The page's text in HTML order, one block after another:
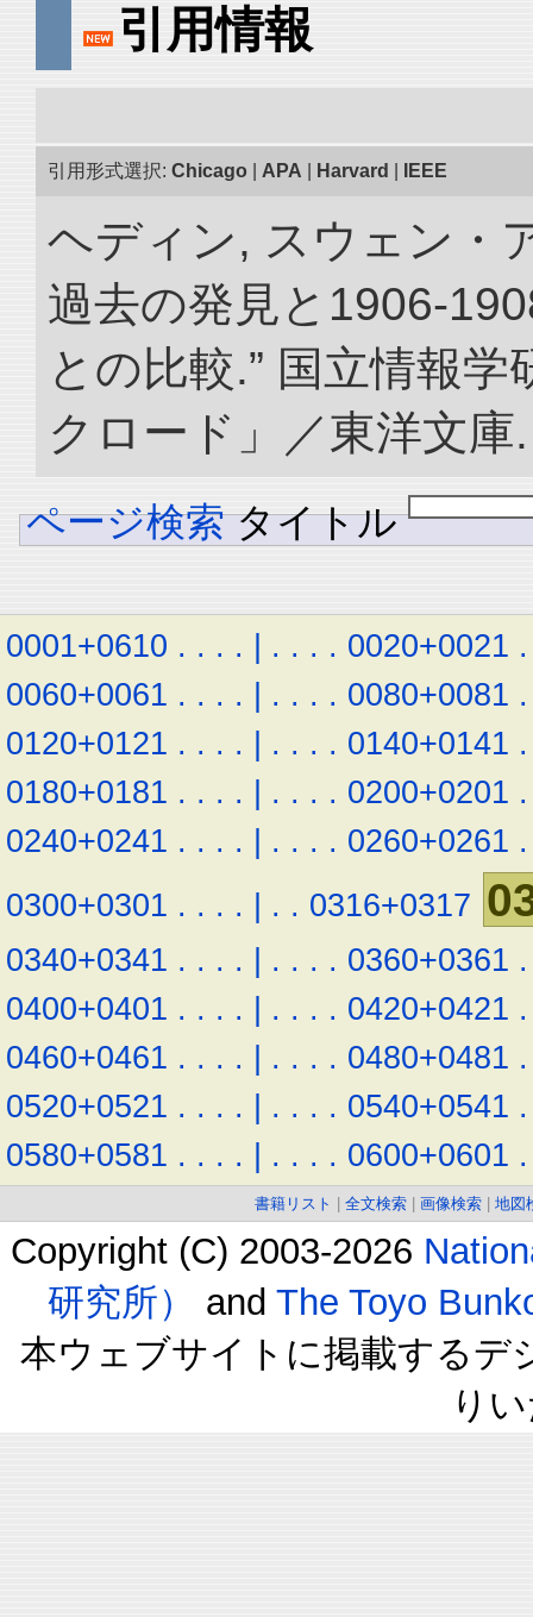
引用情報
引用形式選択: Chicago APA Harvard IEEE
ヘディン, スウェン・
過去の発見と1906-
との比較.” 国立情報
クロード」／東洋文
ページ検索 タイトル
0001+0610 . . . . | . . . . 0020+0021 .
0060+0061 . . . . | . . . . 0080+0081 .
0120+0121 . . . . | . . . . 0140+0141 .
0180+0181 . . . . | . . . . 0200+0201 .
0240+0241 . . . . | . . . . 0260+0261 .
0300+0301 . . . . | . . 0316+0317
0340+0341 . . . . | . . . . 0360+0361 .
0400+0401 . . . . | . . . . 0420+0421 .
0460+0461 . . . . | . . . . 0480+0481 .
0520+0521 . . . . | . . . . 0540+0541 .
0580+0581 . . . . | . . . . 0600+0601 .
書籍リスト 全文検索 画像検索 地図
Copyright (C) 2003-2026
研究所）
and The Toyo
本ウェブサイトに掲載するデ
り